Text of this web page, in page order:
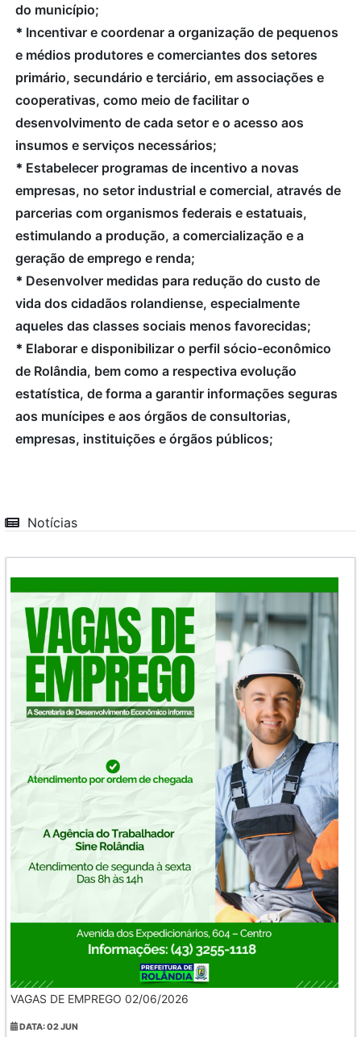
do município;
* Incentivar e coordenar a organização de pequenos
e médios produtores e comerciantes dos setores
primário, secundário e terciário, em associações e
cooperativas, como meio de facilitar o
desenvolvimento de cada setor e o acesso aos
insumos e serviços necessários;
* Estabelecer programas de incentivo a novas
empresas, no setor industrial e comercial, através de
parcerias com organismos federais e estatuais,
estimulando a produção, a comercialização e a
geração de emprego e renda;
* Desenvolver medidas para redução do custo de
vida dos cidadãos rolandiense, especialmente
aqueles das classes sociais menos favorecidas;
* Elaborar e disponibilizar o perfil sócio-econômico
de Rolândia, bem como a respectiva evolução
estatística, de forma a garantir informações seguras
aos munícipes e aos órgãos de consultorias,
empresas, instituições e órgãos públicos;
Notícias
VAGAS DE EMPREGO 02/06/2026
DATA: 02 JUN